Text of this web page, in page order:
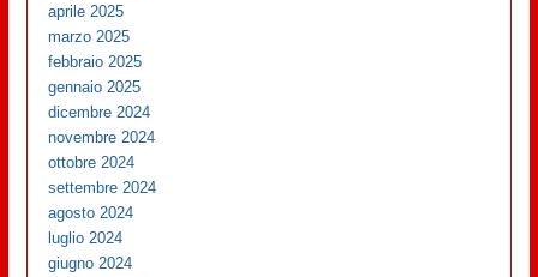
aprile 2025
marzo 2025
febbraio 2025
gennaio 2025
dicembre 2024
novembre 2024
ottobre 2024
settembre 2024
agosto 2024
luglio 2024
giugno 2024